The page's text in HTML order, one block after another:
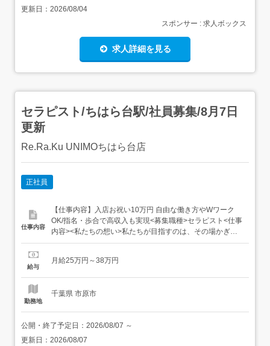
更新日： 2026/08/04
スポンサー : 求人ボックス
求人詳細を見る
セラピスト/ちはら台駅/社員募集/8月7日
更新
Re.Ra.Ku UNIMOちはら台店
正社員
仕事内容
【仕事内容】入店お祝い10万円 自由な働き方やWワーク
OK/指名・歩合で高収入も実現<募集職種>セラピスト<仕事
内容><私たちの想い>私たちが目指すのは、その場かぎり
ではない「疲れにくい体づくり」。独自技術『ウイングス
毎日をプロデュースしています。<具体的なお仕事内容> カ
給与
月給25万円～38万円
勤務地
千葉県 市原市
公開・終了予定日： 2026/08/07 ～
更新日： 2026/08/07